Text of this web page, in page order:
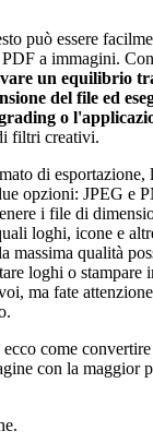
può essere
a immagini.
un equilibrio
del file ed
o
filtri creativi.
di esportazione,
opzioni: JPEG e
i file di
loghi, icone e
massima qualità
loghi o
ma fate
come
con la maggior